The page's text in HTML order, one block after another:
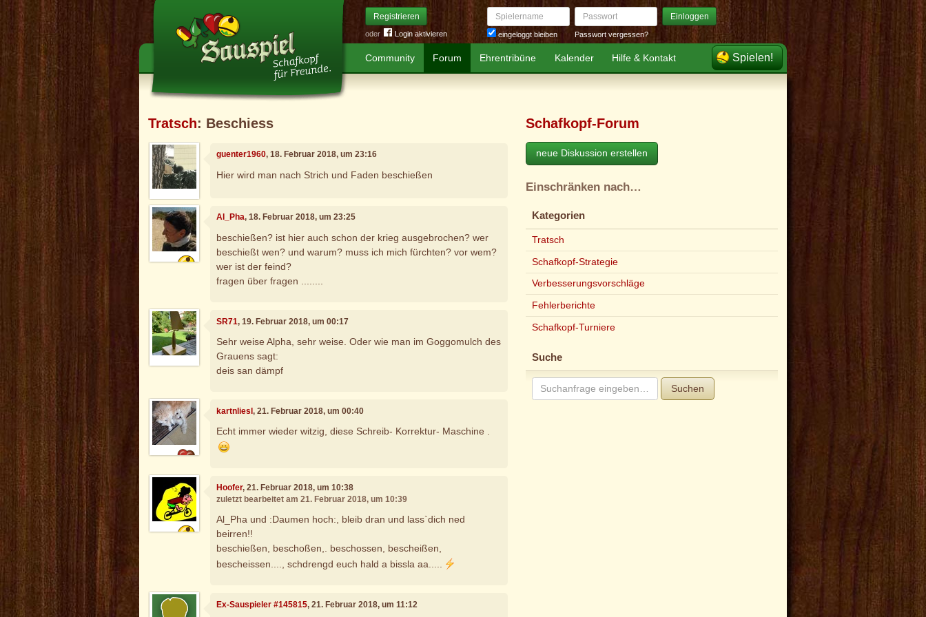
Registrieren
oder Login aktivieren
Spielername
eingeloggt bleiben
Passwort Einloggen
Passwort vergessen?
Community Forum Ehrentribüne Kalender Hilfe & Kontakt Spielen!
Tratsch: Beschiess
guenter1960, 18. Februar 2018, um 23:16
Hier wird man nach Strich und Faden beschießen
Al_Pha, 18. Februar 2018, um 23:25
beschießen? ist hier auch schon der krieg ausgebrochen? wer
beschießt wen? und warum? muss ich mich fürchten? vor wem?
wer ist der feind?
fragen über fragen ........
SR71, 19. Februar 2018, um 00:17
Sehr weise Alpha, sehr weise. Oder wie man im Goggomulch des
Grauens sagt:
deis san dämpf
kartnliesl, 21. Februar 2018, um 00:40
Echt immer wieder witzig, diese Schreib- Korrektur- Maschine .
Hoofer, 21. Februar 2018, um 10:38
zuletzt bearbeitet am 21. Februar 2018, um 10:39
Al_Pha und :Daumen hoch:, bleib dran und lass`dich ned
beirren!!
beschießen, beschoßen,. beschossen, bescheißen,
bescheissen...., schdrengd euch hald a bissla aa.....
Ex-Sauspieler #145815, 21. Februar 2018, um 11:12
Schafkopf-Forum
neue Diskussion erstellen
Einschränken nach…
Kategorien
Tratsch
Schafkopf-Strategie
Verbesserungsvorschläge
Fehlerberichte
Schafkopf-Turniere
Suche
Suchen